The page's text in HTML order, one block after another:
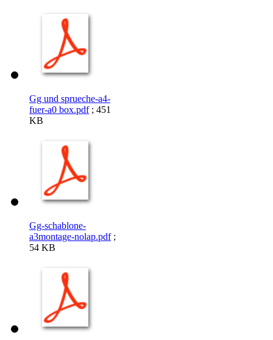
Gg und sprueche-a4-
fuer-a0 box.pdf; 451
KB
Gg-schablone-
a3montage-nolap.pdf;
54 KB